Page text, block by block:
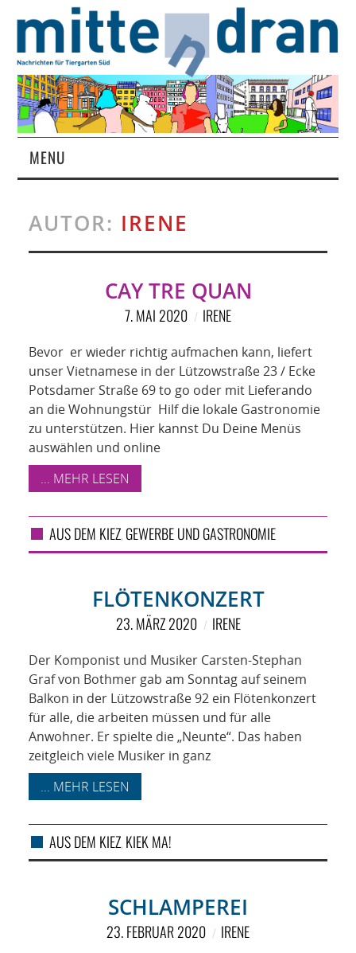
MENU
MAGAZIN
NETZWERK
SPONSORING
KONTAKT
AUTOR: IRENE
CAY TRE QUAN
7. MAI 2020 IRENE
Bevor er wieder richtig aufmachen kann, liefert
unser Vietnamese in der Lützowstraße 23 / Ecke
Potsdamer Straße 69 to go oder mit Lieferando
an die Wohnungstür Hilf die lokale Gastronomie
zu unterstützen. Hier kannst Du Deine Menüs
auswählen und online
... MEHR LESEN
AUS DEM KIEZ, GEWERBE UND GASTRONOMIE
FLÖTENKONZERT
23. MÄRZ 2020 IRENE
Der Komponist und Musiker Carsten-Stephan
Graf von Bothmer gab am Sonntag auf seinem
Balkon in der Lützowstraße 92 ein Flötenkonzert
für alle, die arbeiten müssen und für alle
Anwohner. Er spielte die „Neunte“. Das haben
zeitgleich viele Musiker in ganz
... MEHR LESEN
AUS DEM KIEZ, KIEK MA!
SCHLAMPEREI
23. FEBRUAR 2020 IRENE